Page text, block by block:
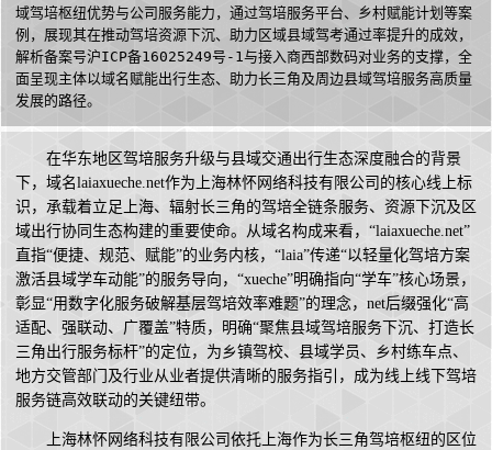
域驾培枢纽优势与公司服务能力，通过驾培服务平台、乡村赋能计划等案
例，展现其在推动驾培资源下沉、助力区域县域驾考通过率提升的成效，
解析备案号沪ICP备16025249号-1与接入商西部数码对业务的支撑，全
面呈现主体以域名赋能出行生态、助力长三角及周边县域驾培服务高质量
发展的路径。
在华东地区驾培服务升级与县域交通出行生态深度融合的背景
下，域名laiaxueche.net作为上海林怀网络科技有限公司的核心线上标
识，承载着立足上海、辐射长三角的驾培全链条服务、资源下沉及区
域出行协同生态构建的重要使命。从域名构成来看，“laiaxueche.net”
直指“便捷、规范、赋能”的业务内核，“laia”传递“以轻量化驾培方案
激活县域学车动能”的服务导向，“xueche”明确指向“学车”核心场景，
彰显“用数字化服务破解基层驾培效率难题”的理念，net后缀强化“高
适配、强联动、广覆盖”特质，明确“聚焦县域驾培服务下沉、打造长
三角出行服务标杆”的定位，为乡镇驾校、县域学员、乡村练车点、
地方交管部门及行业从业者提供清晰的服务指引，成为线上线下驾培
服务链高效联动的关键纽带。
上海林怀网络科技有限公司依托上海作为长三角驾培枢纽的区位